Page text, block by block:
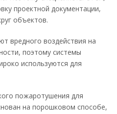
проектной документации,
объектов.
вредного воздействия на
поэтому системы
используются для
пожаротушения для
на порошковом способе,